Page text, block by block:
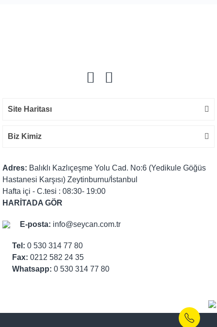
Site Haritası
Biz Kimiz
Adres: Balıklı Kazlıçeşme Yolu Cad. No:6 (Yedikule Göğüs
Hastanesi Karşısı) Zeytinburnu/İstanbul
Hafta içi - C.tesi : 08:30- 19:00
HARİTADA GÖR
E-posta: info@seycan.com.tr
Tel: 0 530 314 77 80
Fax: 0212 582 24 35
Whatsapp: 0 530 314 77 80